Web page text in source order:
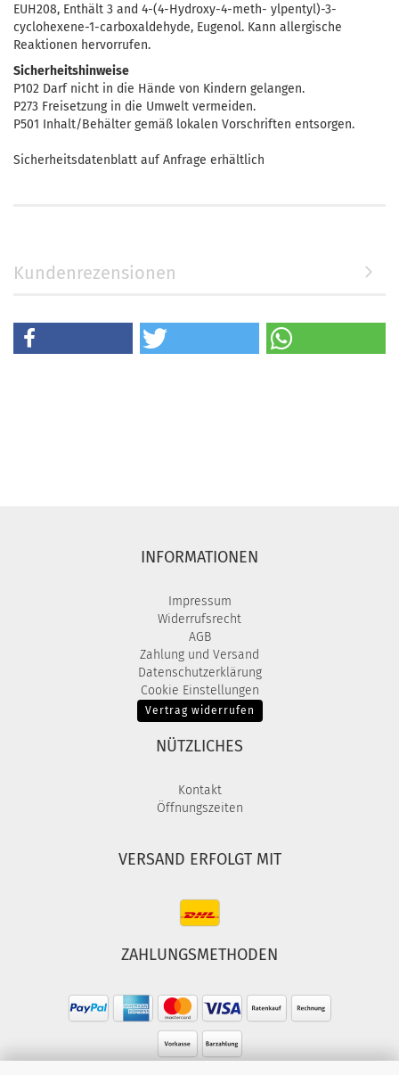
EUH208, Enthält 3 and 4-(4-Hydroxy-4-meth- ylpentyl)-3-
cyclohexene-1-carboxaldehyde, Eugenol. Kann allergische
Reaktionen hervorrufen.
Sicherheitshinweise
P102 Darf nicht in die Hände von Kindern gelangen.
P273 Freisetzung in die Umwelt vermeiden.
P501 Inhalt/Behälter gemäß lokalen Vorschriften entsorgen.
Sicherheitsdatenblatt auf Anfrage erhältlich
Kundenrezensionen
INFORMATIONEN
Impressum
Widerrufsrecht
AGB
Zahlung und Versand
Datenschutzerklärung
Cookie Einstellungen
Vertrag widerrufen
NÜTZLICHES
Kontakt
Öffnungszeiten
VERSAND ERFOLGT MIT
ZAHLUNGSMETHODEN